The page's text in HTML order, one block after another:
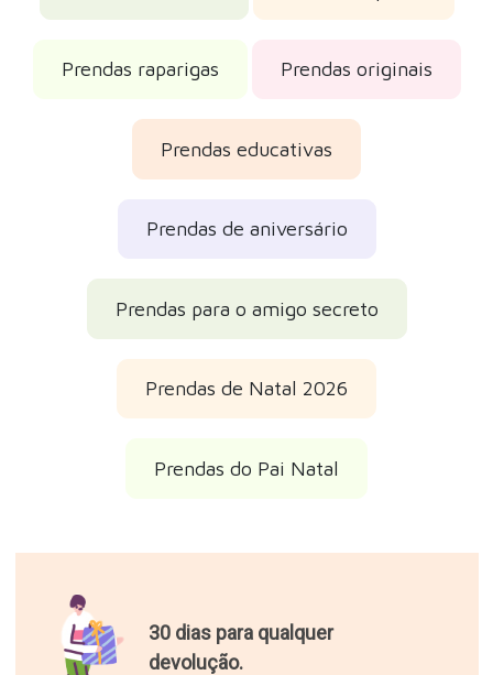
Prendas raparigas Prendas originais
Prendas educativas
Prendas de aniversário
Prendas para o amigo secreto
Prendas de Natal 2026
Prendas do Pai Natal
30 dias para qualquer
devolução.